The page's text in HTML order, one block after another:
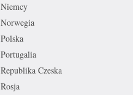
Niemcy
Norwegia
Polska
Portugalia
Republika Czeska
Rosja